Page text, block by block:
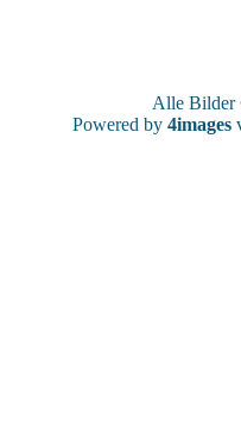
Alle
Powered by 4images